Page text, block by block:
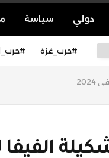
دولي سياسة
#حرب_غزة